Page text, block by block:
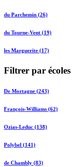
du Parchemin (26)
du Tourne-Vent (19)
les Marguerite (17)
Filtrer par écoles
De Mortagne (243)
François-Williams (62)
Ozias-Leduc (138)
Polybel (141)
de Chambly (83)